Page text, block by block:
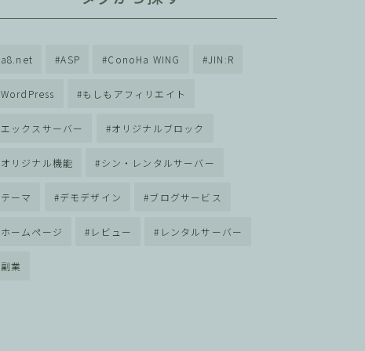
a8.net ASP ConoHa WING JIN:R
WordPress もしもアフィリエイト
エックスサーバー オリジナルブロック
オリジナル機能 シン・レンタルサーバー
テーマ デモデザイン ブログサービス
ホームページ レビュー レンタルサーバー
副業